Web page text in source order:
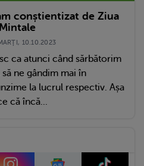
conștientizat de Ziua
10.10.2023
ca atunci când sărbătorim
să ne gândim mai în
la lucrul respectiv. Așa
că încă...